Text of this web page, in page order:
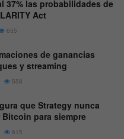
37% las probabilidades de
Act
655
de ganancias
y streaming
558
que Strategy nunca
para siempre
615